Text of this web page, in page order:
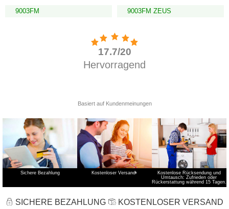
9003FM 9003FM ZEUS
Sichere Bezahlung Kostenloser Versand*
Kostenlose Rücksendung und
Umtausch: Zufrieden oder
Rückerstattung während 15 Tagen.
SICHERE BEZAHLUNG KOSTENLOSER VERSAND